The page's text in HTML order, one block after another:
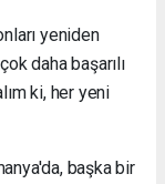
yeniden
daha başarılı
ki, her yeni
başka bir